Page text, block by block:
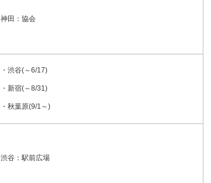
神田：協会
・渋谷(～6/17)
・新宿(～8/31)
・秋葉原(9/1～)
渋谷：駅前広場